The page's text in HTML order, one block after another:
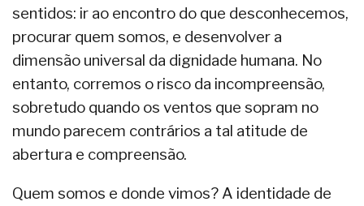
sentidos: ir ao encontro do que desconhecemos,
procurar quem somos, e desenvolver a
dimensão universal da dignidade humana. No
entanto, corremos o risco da incompreensão,
sobretudo quando os ventos que sopram no
mundo parecem contrários a tal atitude de
abertura e compreensão.
Quem somos e donde vimos? A identidade de